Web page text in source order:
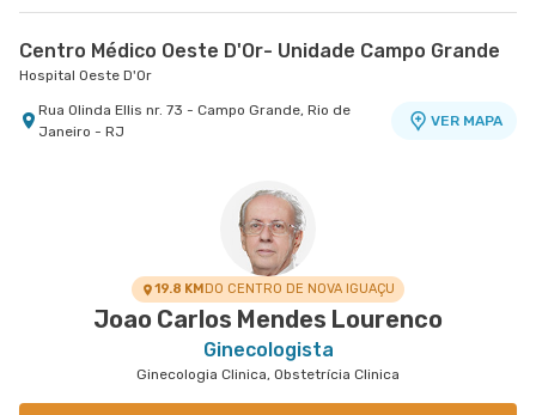
Centro Médico Oeste D'Or- Unidade Campo Grande
Hospital Oeste D'Or
Rua Olinda Ellis nr. 73 - Campo Grande, Rio de
Janeiro - RJ
VER MAPA
19.8 KMDO CENTRO DE NOVA IGUAÇU
Joao Carlos Mendes Lourenco
Ginecologista
Ginecologia Clinica, Obstetrícia Clinica